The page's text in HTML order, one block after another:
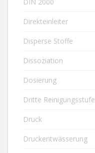
Direkteinleiter
Disperse Stoffe
Dissoziation
Dosierung
Dritte Reinigungsstufe
Druck
Druckentwässerung